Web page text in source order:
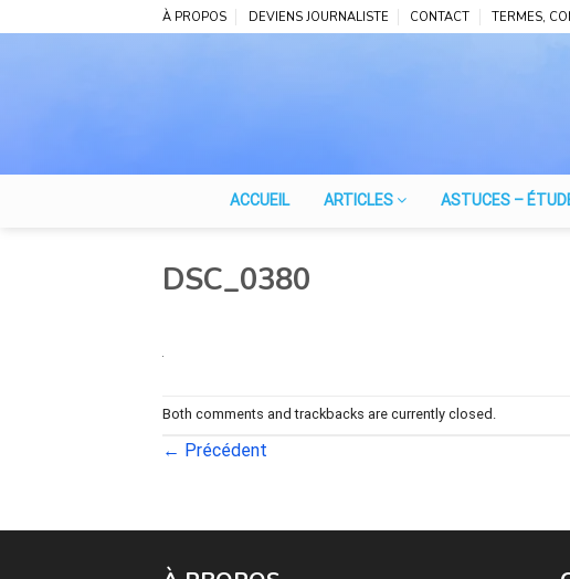
to
À PROPOS DEVIENS JOURNALISTE CONTACT TERMES,
ACCUEIL ARTICLES ASTUCES –
DSC_0380
Both comments and trackbacks are currently closed.
← Précédent